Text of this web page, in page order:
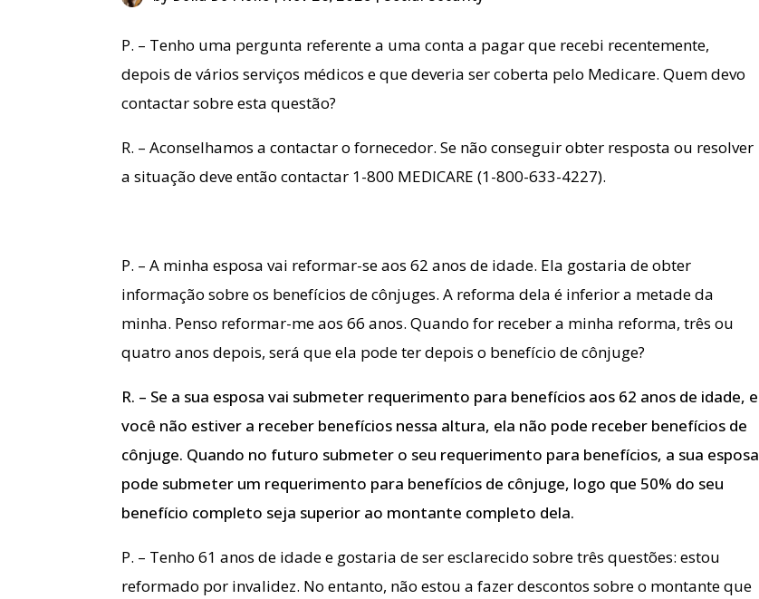
P. – Tenho uma pergunta referente a uma conta a pagar que recebi recentemente,
depois de vários serviços médicos e que deveria ser coberta pelo Medicare. Quem devo
contactar sobre esta questão?
R. – Aconselhamos a contactar o fornecedor. Se não conseguir obter resposta ou resolver
a situação deve então contactar 1-800 MEDICARE (1-800-633-4227).
P. – A minha esposa vai reformar-se aos 62 anos de idade. Ela gostaria de obter
informação sobre os benefícios de cônjuges. A reforma dela é inferior a metade da
minha. Penso reformar-me aos 66 anos. Quando for receber a minha reforma, três ou
quatro anos depois, será que ela pode ter depois o benefício de cônjuge?
R. – Se a sua esposa vai submeter requerimento para benefícios aos 62 anos de idade, e
você não estiver a receber benefícios nessa altura, ela não pode receber benefícios de
cônjuge. Quando no futuro submeter o seu requerimento para benefícios, a sua esposa
pode submeter um requerimento para benefícios de cônjuge, logo que 50% do seu
benefício completo seja superior ao montante completo dela.
P. – Tenho 61 anos de idade e gostaria de ser esclarecido sobre três questões: estou
reformado por invalidez. No entanto, não estou a fazer descontos sobre o montante que